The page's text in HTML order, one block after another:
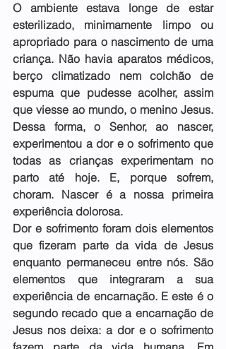
O ambiente estava longe de estar
esterilizado, minimamente limpo ou
apropriado para o nascimento de uma
criança. Não havia aparatos médicos,
berço climatizado nem colchão de
espuma que pudesse acolher, assim
que viesse ao mundo, o menino Jesus.
Dessa forma, o Senhor, ao nascer,
experimentou a dor e o sofrimento que
todas as crianças experimentam no
parto até hoje. E, porque sofrem,
choram. Nascer é a nossa primeira
experiência dolorosa.
Dor e sofrimento foram dois elementos
que fizeram parte da vida de Jesus
enquanto permaneceu entre nós. São
elementos que integraram a sua
experiência de encarnação. E este é o
segundo recado que a encarnação de
Jesus nos deixa: a dor e o sofrimento